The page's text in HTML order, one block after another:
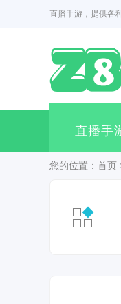
直播手游，提供各
直播手
您的位置： 首页